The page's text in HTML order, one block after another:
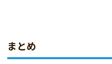
まとめ